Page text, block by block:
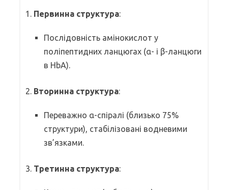
1. Первинна структура:
Послідовність амінокислот у
поліпептидних ланцюгах (α- і β-ланцюги
в HbA).
2. Вторинна структура:
Переважно α-спіралі (близько 75%
структури), стабілізовані водневими
зв’язками.
3. Третинна структура: